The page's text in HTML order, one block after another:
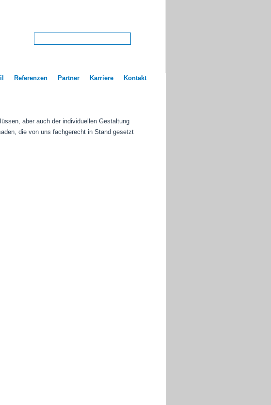
Referenzen Partner Karriere Kontakt
aber auch der individuellen Gestaltung
die von uns fachgerecht in Stand gesetzt